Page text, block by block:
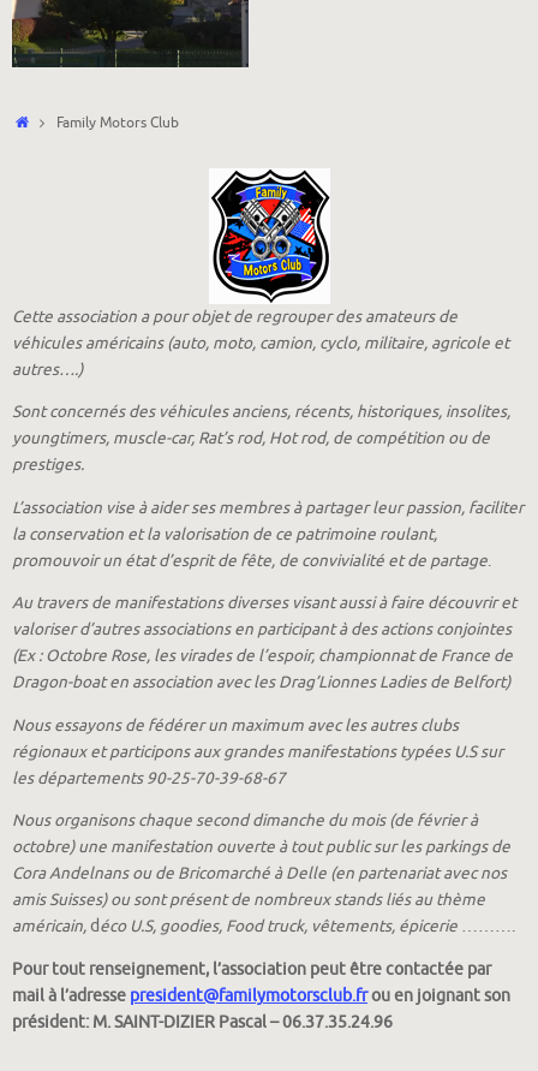
AccueilFamily Motors Club
Cette association a pour objet de regrouper des amateurs de
véhicules américains (auto, moto, camion, cyclo, militaire, agricole et
autres….)
Sont concernés des véhicules anciens, récents, historiques, insolites,
youngtimers, muscle-car, Rat’s rod, Hot rod, de compétition ou de
prestiges.
L’association vise à aider ses membres à partager leur passion, faciliter
la conservation et la valorisation de ce patrimoine roulant,
promouvoir un état d’esprit de fête, de convivialité et de partage.
Au travers de manifestations diverses visant aussi à faire découvrir et
valoriser d’autres associations en participant à des actions conjointes
(Ex : Octobre Rose, les virades de l’espoir, championnat de France de
Dragon-boat en association avec les Drag’Lionnes Ladies de Belfort)
Nous essayons de fédérer un maximum avec les autres clubs
régionaux et participons aux grandes manifestations typées U.S sur
les départements 90-25-70-39-68-67
Nous organisons chaque second dimanche du mois (de février à
octobre) une manifestation ouverte à tout public sur les parkings de
Cora Andelnans ou de Bricomarché à Delle (en partenariat avec nos
amis Suisses) ou sont présent de nombreux stands liés au thème
américain,déco U.S, goodies, Food truck, vêtements, épicerie ……….
Pour tout renseignement, l’association peut être contactée par
mail à l’adresse president@familymotorsclub.frou en joignant son
président: M. SAINT-DIZIER Pascal – 06.37.35.24.96